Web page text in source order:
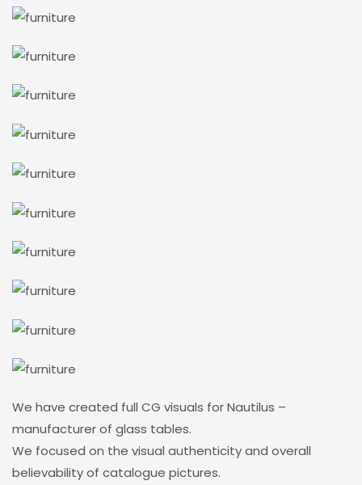
We have created full CG visuals for Nautilus –
manufacturer of glass tables.
We focused on the visual authenticity and overall
believability of catalogue pictures.